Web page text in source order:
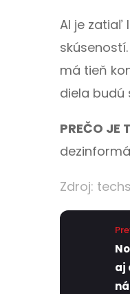
AI je zatiaľ
má tieň
diela budú
PREČO JE
Zdroj:
aj